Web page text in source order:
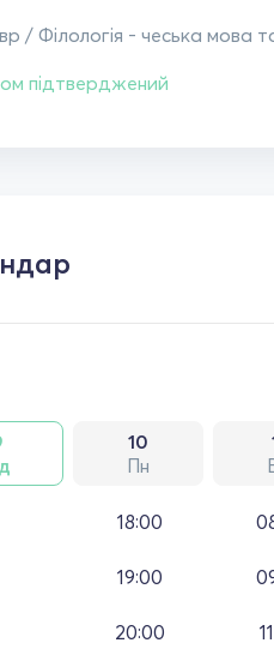
/ Філологія - чеська мова
підтверджений
10
Пн
18:00
19:00
20:00